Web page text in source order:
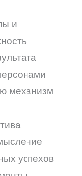
и
механизм
успехов